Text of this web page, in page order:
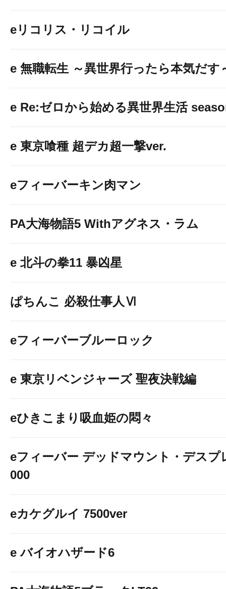
eリコリス・リコイル
e 無職転生 ～異世界行ったら本気だす
e Re:ゼロから始める異世界生活
e 東京喰種 超デカ超一撃ver.
eフィーバーキン肉マン
PA大海物語5 Withアグネス・ラム
e 北斗の拳11 暴凶星
ぱちんこ 必殺仕事人Ⅵ
eフィーバーブルーロック
e 東京リベンジャーズ 聖夜決戦編
eひきこまり吸血姫の悶々
eフィーバー デッドマウント・デスプ
000
eカケグルイ 7500ver
e バイオハザード6